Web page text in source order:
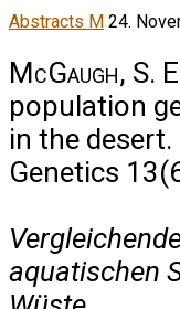
Abstracts M 24.
McGaugh, S.
population
in the
Genetics
aquatischen